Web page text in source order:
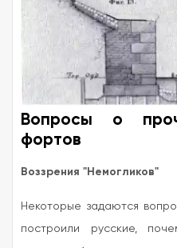
Вопросы о
фортов
Воззрения "Немогликов"
Некоторые задаются
построили русские,